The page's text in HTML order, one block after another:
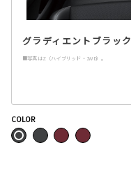
グラディエントブラック
■写真はZ（ハイブリッド・2WD）。
COLOR